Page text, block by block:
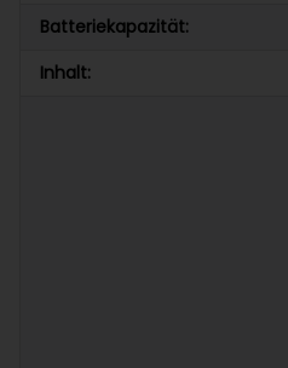
Batteriekapazität:
Inhalt: